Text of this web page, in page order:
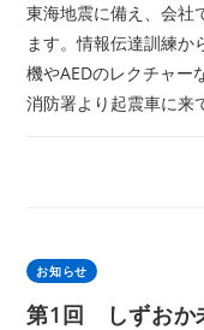
東海地震に備え、会社
ます。情報伝達訓練か
機やAEDのレクチャー
消防署より起震車に来
お知らせ
第1回 しずおか